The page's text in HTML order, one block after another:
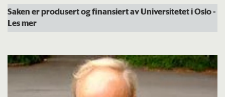
Saken er produsert og finansiert av Universitetet i Oslo-
Les mer